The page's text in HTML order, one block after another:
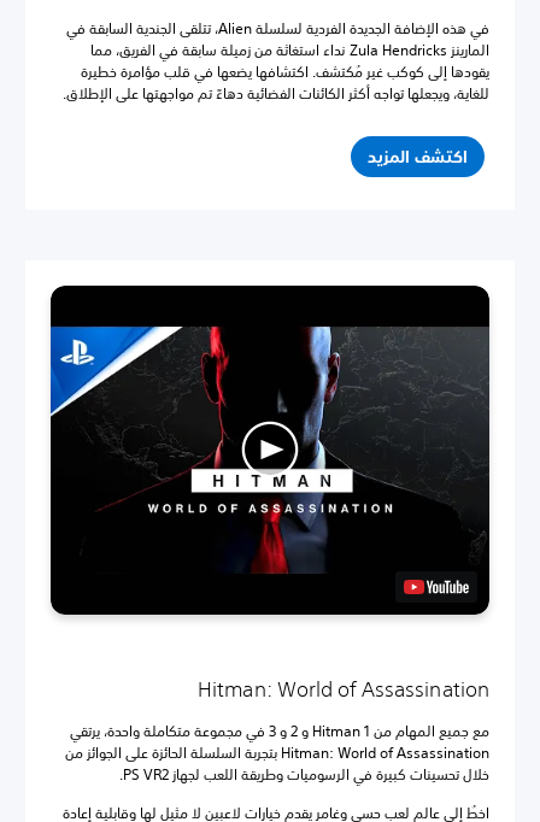
في هذه الإضافة الجديدة الفردية لسلسلة Alien، تتلقى الجندية السابقة في
المارينز Zula Hendricks نداء استغاثة من زميلة سابقة في الفريق، مما
يقودها إلى كوكب غير مُكتشف. اكتشافها يضعها في قلب مؤامرة خطيرة
للغاية، ويجعلها تواجه أكثر الكائنات الفضائية دهاءً تم مواجهتها على الإطلاق.
اكتشف المزيد
Hitman: World of Assassination
مع جميع المهام من Hitman 1 و 2 و 3 في مجموعة متكاملة واحدة، يرتقي
Hitman: World of Assassination بتجربة السلسلة الحائزة على الجوائز من
خلال تحسينات كبيرة في الرسوميات وطريقة اللعب لجهاز PS VR2.
اخطُ إلى عالم لعب حسي وغامر يقدم خيارات لاعبين لا مثيل لها وقابلية إعادة